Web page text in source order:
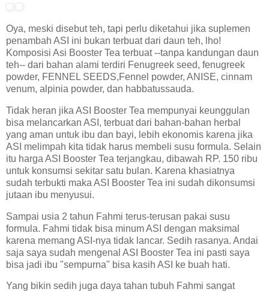
Oya, meski disebut teh, tapi perlu diketahui jika suplemen
penambah ASI ini bukan terbuat dari daun teh, lho!
Komposisi Asi Booster Tea terbuat --tanpa kandungan daun
teh-- dari bahan alami terdiri Fenugreek seed, fenugreek
powder, FENNEL SEEDS,Fennel powder, ANISE, cinnam
venum, alpinia powder, dan habbatussauda.
Tidak heran jika ASI Booster Tea mempunyai keunggulan
bisa melancarkan ASI, terbuat dari bahan-bahan herbal
yang aman untuk ibu dan bayi, lebih ekonomis karena jika
ASI melimpah kita tidak harus membeli susu formula. Selain
itu harga ASI Booster Tea terjangkau, dibawah RP. 150 ribu
untuk konsumsi sekitar satu bulan. Karena khasiatnya
sudah terbukti maka ASI Booster Tea ini sudah dikonsumsi
jutaan ibu menyusui.
Sampai usia 2 tahun Fahmi terus-terusan pakai susu
formula. Fahmi tidak bisa minum ASI dengan maksimal
karena memang ASI-nya tidak lancar. Sedih rasanya. Andai
saja saya sudah mengenal ASI Booster Tea ini pasti saya
bisa jadi ibu "sempurna" bisa kasih ASI ke buah hati.
Yang bikin sedih juga daya tahan tubuh Fahmi sangat